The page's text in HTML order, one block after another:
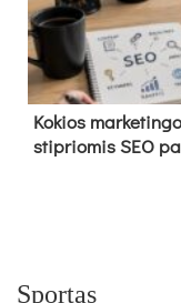
Kokios
stipriomis SEO
Sportas